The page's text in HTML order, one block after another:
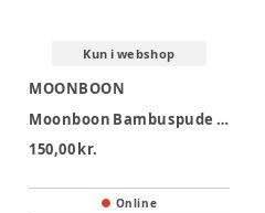
Kun i webshop
MOONBOON
Moonboon Bambuspude Til Baby 35x40 cm
150,00 kr.
Online